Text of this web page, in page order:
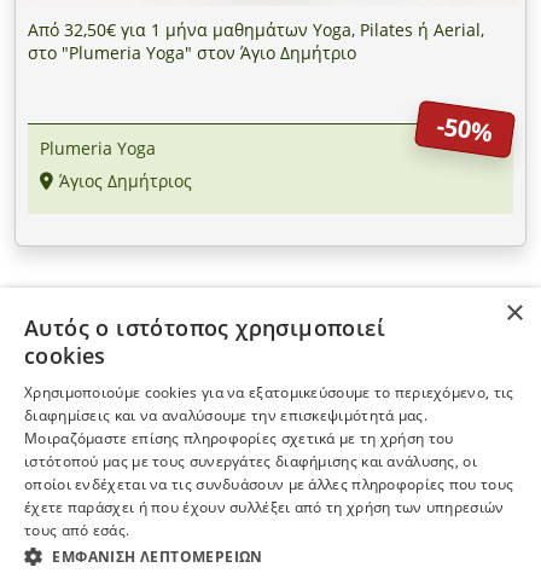
Από 32,50€ για 1 μήνα μαθημάτων Yoga, Pilates ή Aerial,
στο "Plumeria Yoga" στον Άγιο Δημήτριο
-50%
Plumeria Yoga
Άγιος Δημήτριος
ΠΛΗΡΟΦΟΡΙΕΣ
Η ΕΤΑΙΡΕΙΑ
ΠΕΡΙΣΣΟΤΕΡΑ
ΕΓΓΡΑΦΗ ΣΤΟ NEWSLETTER
×
Αυτός ο ιστότοπος χρησιμοποιεί
cookies
Χρησιμοποιούμε cookies για να εξατομικεύσουμε το περιεχόμενο, τις
διαφημίσεις και να αναλύσουμε την επισκεψιμότητά μας.
Μοιραζόμαστε επίσης πληροφορίες σχετικά με τη χρήση του
ιστότοπού μας με τους συνεργάτες διαφήμισης και ανάλυσης, οι
οποίοι ενδέχεται να τις συνδυάσουν με άλλες πληροφορίες που τους
έχετε παράσχει ή που έχουν συλλέξει από τη χρήση των υπηρεσιών
τους από εσάς.
ΕΜΦΆΝΙΣΗ ΛΕΠΤΟΜΕΡΕΙΏΝ